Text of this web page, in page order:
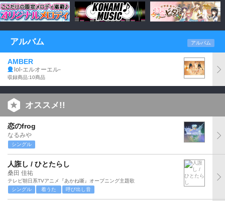
アルバム アルバム
AMBER
lol-エルオーエル-
収録商品:10商品
オススメ!!
恋のfrog
なるみや
シングル
人誑し / ひとたらし
桑田 佳祐
テレビ朝日系TVアニメ『あかね噺』オープニング主題歌
シングル
着うた 呼び出し音